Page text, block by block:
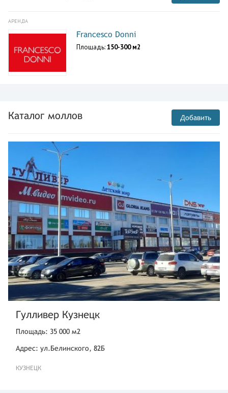
АРЕНДА
Francesco Donni
Площадь:150-300 м2
Каталог моллов Добавить
Гулливер Кузнецк
Площадь: 35 000 м2
Адрес: ул.Белинского, 82Б
КУЗНЕЦК